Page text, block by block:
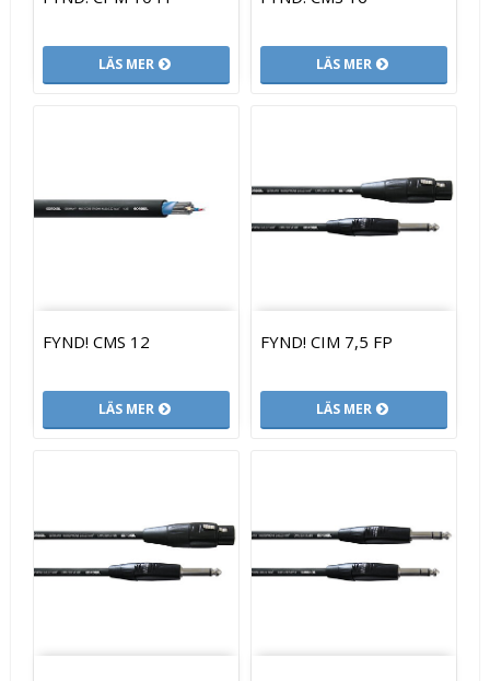
LÄS MER LÄS MER
FYND! CMS 12
LÄS MER
FYND! CIM 7,5 FP
LÄS MER